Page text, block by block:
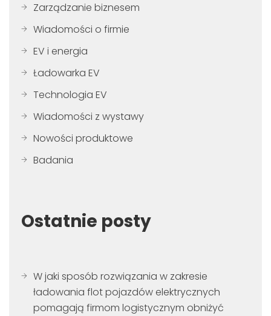
Zarządzanie biznesem
Wiadomości o firmie
EV i energia
Ładowarka EV
Technologia EV
Wiadomości z wystawy
Nowości produktowe
Badania
Ostatnie posty
W jaki sposób rozwiązania w zakresie
ładowania flot pojazdów elektrycznych
pomagają firmom logistycznym obniżyć